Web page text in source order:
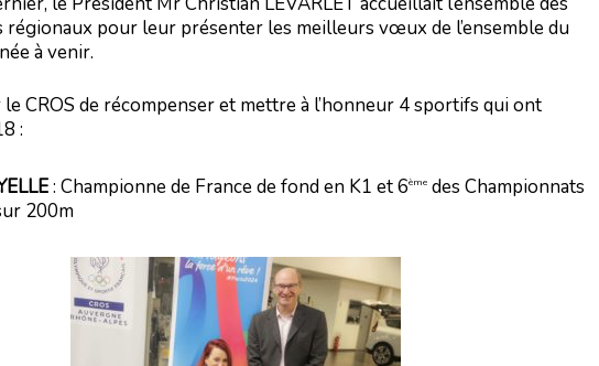
la recherche
pour leur présenter les meilleurs vœux de l’ensemble du
à venir.
le CROS de récompenser et mettre à l’honneur 4 sportifs qui ont
:
: Championne de France de fond en K1 et 6ème des Championnats
200m